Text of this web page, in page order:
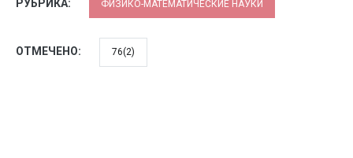
РУБРИКА: ФИЗИКО-МАТЕМАТИЧЕСКИЕ НАУКИ
ОТМЕЧЕНО: 76(2)